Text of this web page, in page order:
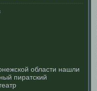
области нашли
пиратский